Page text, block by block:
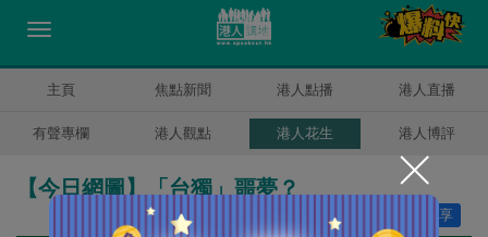
主頁 焦點新聞 港人點播 港人直播
有聲專欄 港人觀點 港人花生 港人博評
【今日網圖】「台獨」噩夢？
分享
讚好